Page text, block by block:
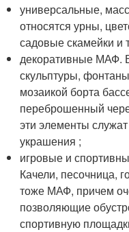
универсальные,
относятся урны,
садовые скамейки и
декоративные МАФ.
скульптуры,
мозаикой борта
переброшенный
эти элементы
украшения ;
игровые и
Качели, песочница,
тоже МАФ, причем
позволяющие
спортивную